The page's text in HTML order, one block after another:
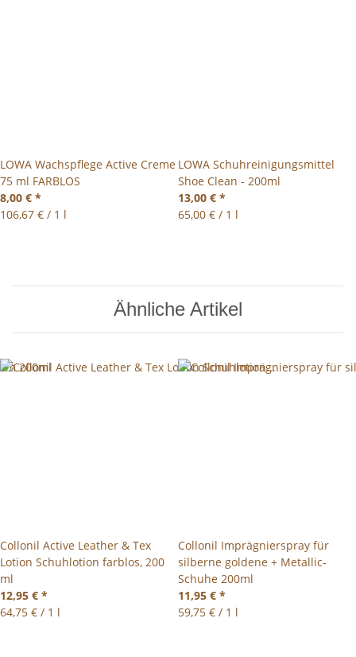
LOWA Wachspflege Active Creme
75 ml FARBLOS
8,00 € *
106,67 € / 1 l
LOWA Schuhreinigungsmittel
Shoe Clean - 200ml
13,00 € *
65,00 € / 1 l
Ähnliche Artikel
Collonil Active Leather & Tex
Lotion Schuhlotion farblos, 200
ml
12,95 € *
64,75 € / 1 l
Collonil Imprägnierspray für
silberne goldene + Metallic-
Schuhe 200ml
11,95 € *
59,75 € / 1 l